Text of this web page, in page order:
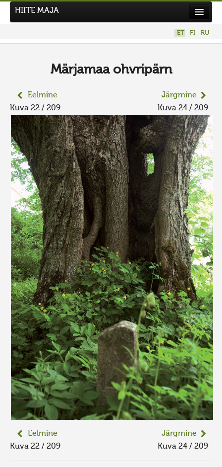
Tegutse
Kuvavõistlused
UUS KUVAVÕISTLUS
Hiite kuvavõistlus 2026
VANEMAD KUVAVÕISTLUSED
Kontakt
HIITE MAJA
ET FI RU
Märjamaa ohvripärn
Eelmine
Kuva 22 / 209
Järgmine
Kuva 24 / 209
Eelmine
Kuva 22 / 209
Järgmine
Kuva 24 / 209